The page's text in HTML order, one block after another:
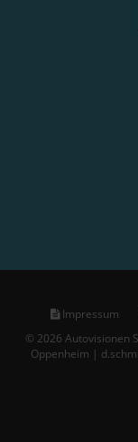
Impressum
© 2026 Autovisionen
Oppenheim |